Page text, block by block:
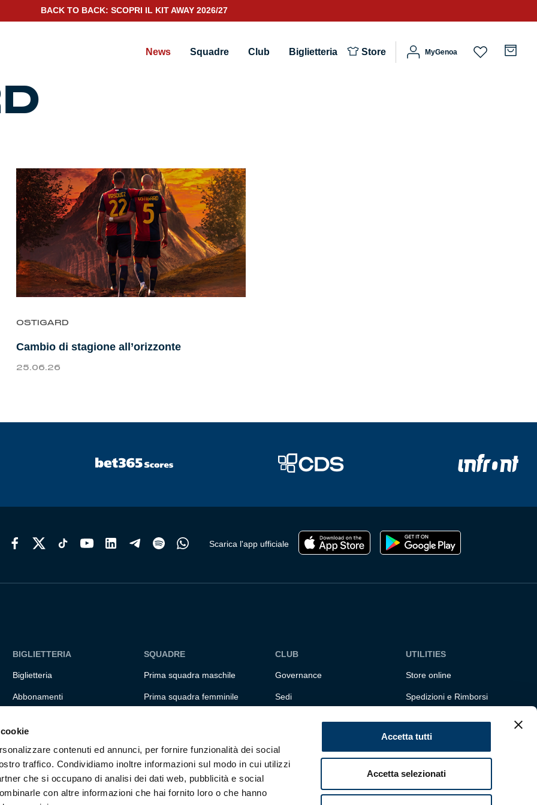
contenuti ed annunci, per fornire funzionalità dei social
traffico. Condividiamo inoltre informazioni sul modo in cui utilizzi
che si occupano di analisi dei dati web, pubblicità e social
con altre informazioni che hai fornito loro o che hanno
Accetta tutti
Accetta selezionati
BACK TO BACK: SCOPRI IL KIT AWAY 2026/27
News Squadre Club Biglietteria Store MyGenoa
OSTIGARD
Cambio di stagione all’orizzonte
25.06.26
Scarica l'app ufficiale
BIGLIETTERIA
Biglietteria
Abbonamenti
Hospitality
SQUADRE
Prima squadra maschile
Prima squadra femminile
Genoa Academy
Summer Camp
CLUB
Governance
Sedi
UTILITIES
Store online
Spedizioni e Rimborsi